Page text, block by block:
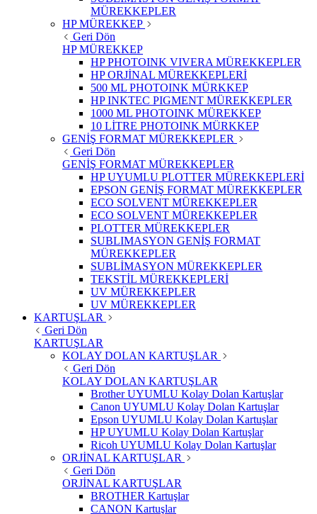
MÜREKKEPLER
HP MÜREKKEP
Geri Dön
HP MÜREKKEP
HP PHOTOINK VIVERA MÜREKKEPLER
HP ORJİNAL MÜREKKEPLERİ
500 ML PHOTOINK MÜRKKEP
HP INKTEC PIGMENT MÜREKKEPLER
1000 ML PHOTOINK MÜREKKEP
10 LİTRE PHOTOINK MÜRKKEP
GENİŞ FORMAT MÜREKKEPLER
Geri Dön
GENİŞ FORMAT MÜREKKEPLER
HP UYUMLU PLOTTER MÜREKKEPLERİ
EPSON GENİŞ FORMAT MÜREKKEPLER
ECO SOLVENT MÜREKKEPLER
ECO SOLVENT MÜREKKEPLER
PLOTTER MÜREKKEPLER
SUBLIMASYON GENİŞ FORMAT
MÜREKKEPLER
SUBLİMASYON MÜREKKEPLER
TEKSTİL MÜREKKEPLERİ
UV MÜREKKEPLER
UV MÜREKKEPLER
KARTUŞLAR
Geri Dön
KARTUŞLAR
KOLAY DOLAN KARTUŞLAR
Geri Dön
KOLAY DOLAN KARTUŞLAR
Brother UYUMLU Kolay Dolan Kartuşlar
Canon UYUMLU Kolay Dolan Kartuşlar
Epson UYUMLU Kolay Dolan Kartuşlar
HP UYUMLU Kolay Dolan Kartuşlar
Ricoh UYUMLU Kolay Dolan Kartuşlar
ORJİNAL KARTUŞLAR
Geri Dön
ORJİNAL KARTUŞLAR
BROTHER Kartuşlar
CANON Kartuşlar